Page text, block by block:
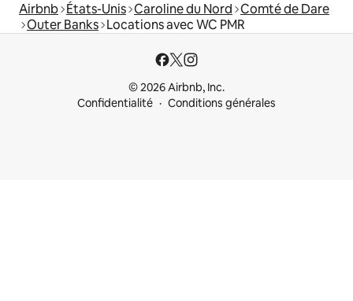
Airbnb États-Unis Caroline du Nord Comté de Dare
Outer Banks Locations avec WC PMR
© 2026 Airbnb, Inc.
Confidentialité
Conditions générales